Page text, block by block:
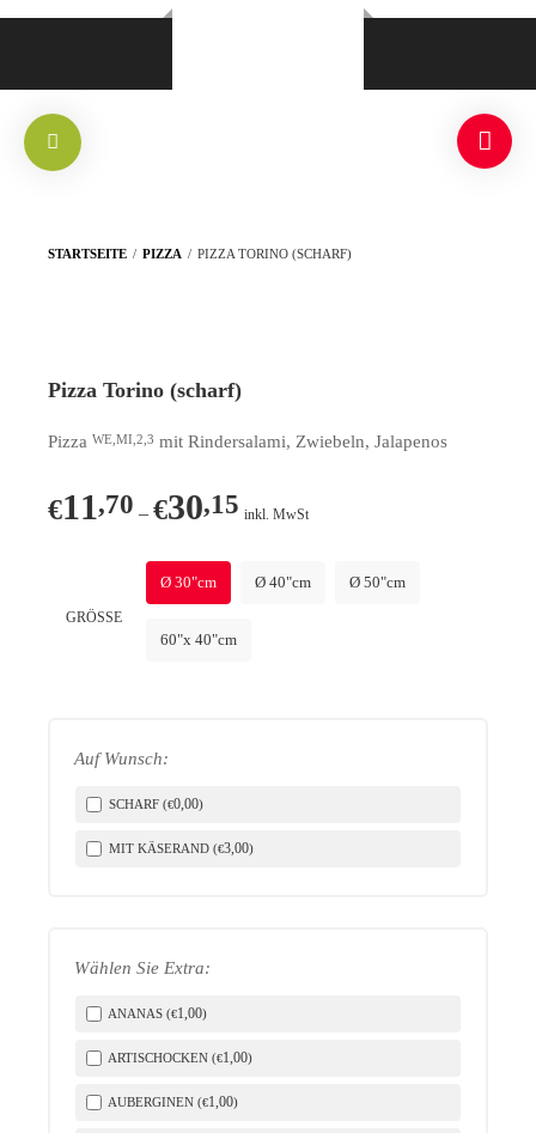
STARTSEITE / PIZZA / PIZZA TORINO (SCHARF)
Pizza Torino (scharf)
Pizza WE,MI,2,3 mit Rindersalami, Zwiebeln, Jalapenos
€11,70 – €30,15 inkl. MwSt
GRÖSSE
Ø 30"cm Ø 40"cm Ø 50"cm
60"x 40"cm
Auf Wunsch:
SCHARF (€0,00)
MIT KÄSERAND (€3,00)
Wählen Sie Extra:
ANANAS (€1,00)
ARTISCHOCKEN (€1,00)
AUBERGINEN (€1,00)